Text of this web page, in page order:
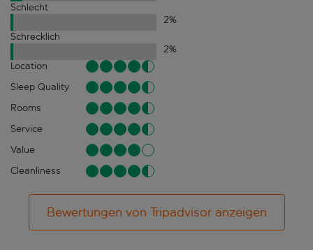
Schlecht
2%
Schrecklich
2%
Location
Sleep Quality
Rooms
Service
Value
Cleanliness
Bewertungen von Tripadvisor anzeigen